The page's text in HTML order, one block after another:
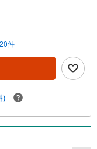
ます！お気軽にご連
特徴》●地域密着！ど
の夢やご希望をおき
豊かな専門スタッフ
住まい」探しのお手伝
場有り。場所の確認な
います。まずは資料
件